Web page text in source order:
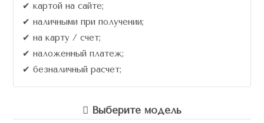
✔ картой на сайте;
✔ наличными при получении;
✔ на карту / счет;
✔ наложенный платеж;
✔ безналичный расчет;
Выберите модель